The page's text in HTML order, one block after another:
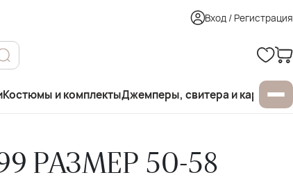
Вход / Регистрация
Костюмы и комплектыДжемперы, свитера и
РАЗМЕР 50-58